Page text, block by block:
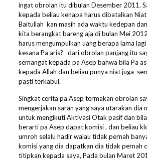
ingat obrolan itu dibulan Desember 2011.
kepada beliau kenapa harus dibatalkan
Baitullah kan masih ada waktu kedepan
kita berangkat bareng aja di bulan Mei
harus mengumpulkan uang berapa lama
kesana Pa aris? dari obrolan panjang itu
semangat kepada pa Asep bahwa bila Pa
kepada Allah dan beliau punya niat juga
pasti terkabul.
Singkat cerita pa Asep termakan obrolan
mengerjakan saran yang saya utarakan dia
untuk mengikuti Aktivasi Otak pasif dan
berarti pa Asep dapat komisi , dan beliau
umroh selalu hadir walau tidak pernah
komisi yang dia dapatkan dia tidak pernah
titipkan kepada saya, Pada bulan Maret